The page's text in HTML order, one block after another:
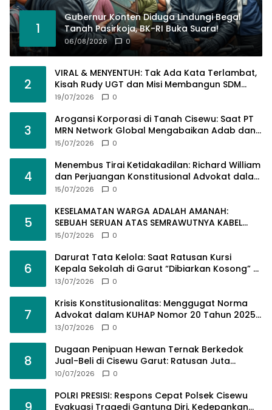
1
Gubernur Konten Diduga Lindungi Begal
Tanah Pasirkoja, BK-RI Buka Suara!
06/08/2026 0
2
VIRAL & MENYENTUH: Tak Ada Kata Terlambat,
Kisah Rudy UGT dan Misi Membangun SDM
Bangsa Lewat Kuliah Jarak Jauh
19/07/2026 0
3
Arogansi Korporasi di Tanah Cisewu: Saat PT
MRN Network Global Mengabaikan Adab dan
Hukum
15/07/2026 0
4
Menembus Tirai Ketidakadilan: Richard William
dan Perjuangan Konstitusional Advokat dalam
KUHAP Baru
15/07/2026 0
5
KESELAMATAN WARGA ADALAH AMANAH:
SEBUAH SERUAN ATAS SEMRAWUTNYA KABEL
UTILITAS
15/07/2026 0
6
Darurat Tata Kelola: Saat Ratusan Kursi
Kepala Sekolah di Garut “Dibiarkan Kosong” di
Tengah Tumpukan Guru Kompeten
13/07/2026 0
7
Krisis Konstitusionalitas: Menggugat Norma
Advokat dalam KUHAP Nomor 20 Tahun 2025
demi Keadilan yang Bermartabat
13/07/2026 0
8
Dugaan Penipuan Hewan Ternak Berkedok
Jual-Beli di Cisewu Garut: Ratusan Juta
Rupiah Raib, BK-RI Desak Polda Jabar Turun
10/07/2026 0
POLRI PRESISI: Respons Cepat Polsek Cisewu
Evakuasi Tragedi Gantung Diri, Kedepankan